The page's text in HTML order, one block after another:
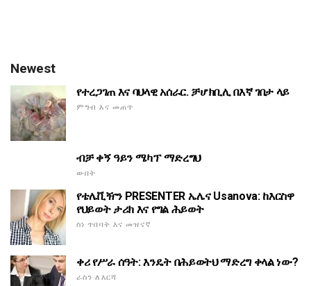
Newest
የተረጋገጠ እና ባህላዊ አሰራር. ቻሆክቢሊ በእኛ ገበታ ላይ
ምግብ እና መጠጥ
ብቻ ቀኝ ዓይን ሜካፕ ማድረግህ
ውበት
የቴሌቪዥን PRESENTER ኤሌና Usanova: ከእርስዋ
የህይወት ታሪክ እና የግል ሕይወት
ስነ ጥበባት እና መዝናኛ
ቀሪ የሥራ ሰዓት: እንዴት በሕይወትህ ማድረግ ቀላል ነው?
ራስን ለእርሻ